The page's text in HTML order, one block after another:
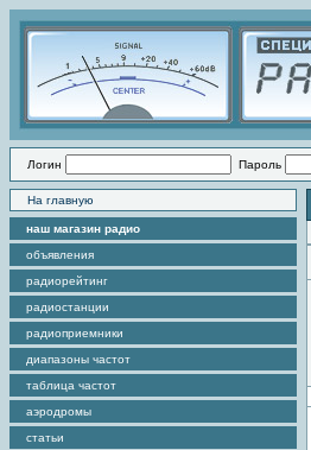
Логин Пароль
На главную
наш магазин радио
объявления
радиорейтинг
радиостанции
радиоприемники
диапазоны частот
таблица частот
аэродромы
статьи